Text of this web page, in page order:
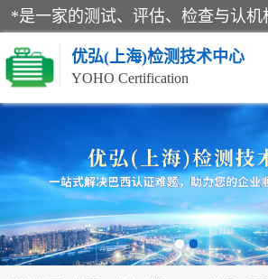
优弘(上海)检测技术中心
YOHO Certification
RECYCLASS认证 NR10
NR12认证 NR13
ART认证 巴西